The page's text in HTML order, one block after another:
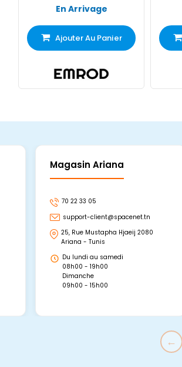
En Arrivage
Ajouter Au Panier
Magasin Ariana
70 22 33 05
support-client@spacenet.tn
25, Rue Mustapha Hjaeij 2080
Ariana - Tunis
Du lundi au samedi
08h00 - 19h00
Dimanche
09h00 - 15h00
←